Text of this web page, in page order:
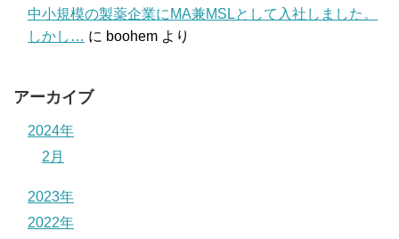
中小規模の製薬企業にMA兼MSLとして入社しました。
しかし… に boohem より
アーカイブ
2024年
2月
2023年
2022年